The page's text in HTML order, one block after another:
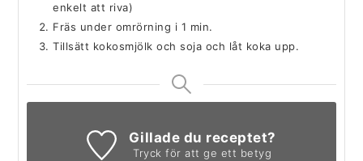
enkelt att riva)
Fräs under omrörning i 1 min.
Tillsätt kokosmjölk och soja och låt koka upp.
Gillade du receptet?
Tryck för att ge ett betyg